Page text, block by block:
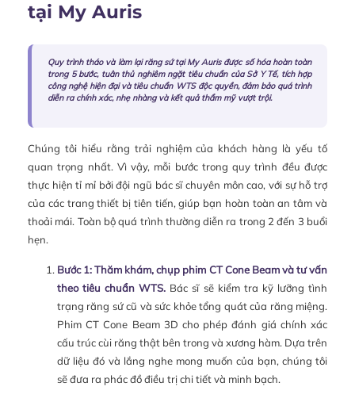
tại My Auris
Quy trình tháo và làm lại răng sứ tạiMy Aurisđược số hóa hoàn toàn
trong 5 bước, tuân thủ nghiêm ngặt tiêu chuẩn của Sở Y Tế, tích hợp
công nghệ hiện đại và tiêu chuẩn WTS độc quyền, đảm bảo quá trình
diễn ra chính xác, nhẹ nhàng và kết quả thẩm mỹ vượt trội.
Chúng tôi hiểu rằng trải nghiệm của khách hàng là yếu tố
quan trọng nhất. Vì vậy, mỗi bước trong quy trình đều được
thực hiện tỉ mỉ bởi đội ngũ bác sĩ chuyên môn cao, với sự hỗ trợ
của các trang thiết bị tiên tiến, giúp bạn hoàn toàn an tâm và
thoải mái. Toàn bộ quá trình thường diễn ra trong 2 đến 3 buổi
hẹn.
Bước 1: Thăm khám, chụp phim CT Cone Beam và tư vấn
theo tiêu chuẩn WTS. Bác sĩ sẽ kiểm tra kỹ lưỡng tình
trạng răng sứ cũ và sức khỏe tổng quát của răng miệng.
Phim CT Cone Beam 3D cho phép đánh giá chính xác
cấu trúc cùi răng thật bên trong và xương hàm. Dựa trên
dữ liệu đó và lắng nghe mong muốn của bạn, chúng tôi
sẽ đưa ra phác đồ điều trị chi tiết và minh bạch.